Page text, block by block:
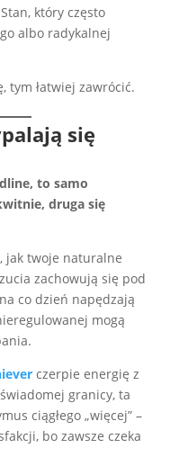
Stan, który często
albo radykalnej
tym łatwiej zawrócić.
się
to samo
druga się
jak twoje naturalne
zachowują się pod
co dzień napędzają
mogą
czerpie energię z
granicy, ta
ciągłego „więcej” –
bo zawsze czeka